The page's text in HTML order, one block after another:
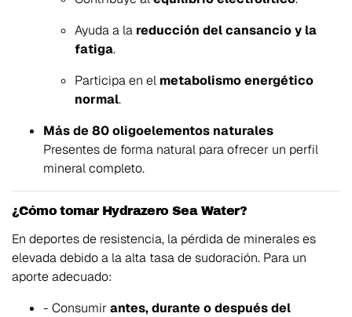
Ayuda a la reducción del cansancio y la
fatiga.
Participa en el metabolismo energético
normal.
Más de 80 oligoelementos naturales
Presentes de forma natural para ofrecer un perfil
mineral completo.
¿Cómo tomar Hydrazero Sea Water?
En deportes de resistencia, la pérdida de minerales es
elevada debido a la alta tasa de sudoración. Para un
aporte adecuado:
- Consumir antes, durante o después del